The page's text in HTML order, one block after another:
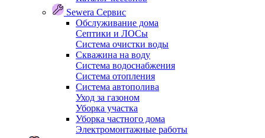
Sewera Сервис
Обслуживание дома
Септики и ЛОСы
Система очистки воды
Скважина на воду
Система водоснабжения
Система отопления
Система автополива
Уход за газоном
Уборка участка
Уборка частного дома
Электромонтажные работы